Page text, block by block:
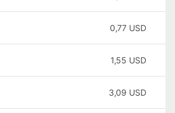
0,77 USD
1,55 USD
3,09 USD